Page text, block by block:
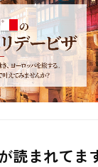
読まれてま